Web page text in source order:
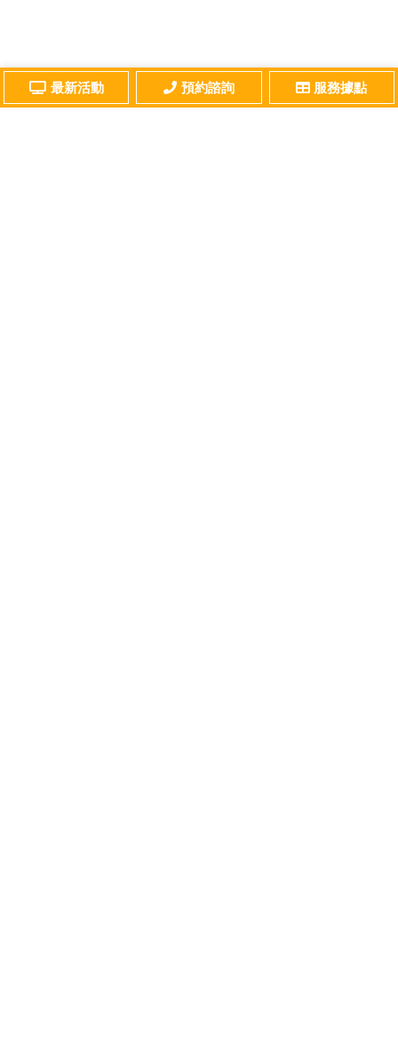
最新活動 預約諮詢 服務據點